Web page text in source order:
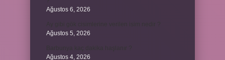
Ağustos 6, 2026
Ağustos 5, 2026
Ağustos 4, 2026